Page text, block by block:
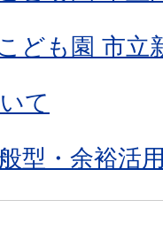
ども園 市立
て
型・余裕活